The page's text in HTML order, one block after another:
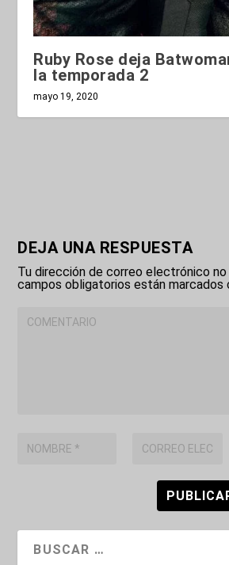
Ruby Rose deja
la temporada 2
mayo 19, 2020
DEJA UNA RESPUESTA
Tu dirección de correo electrónico no
campos obligatorios están